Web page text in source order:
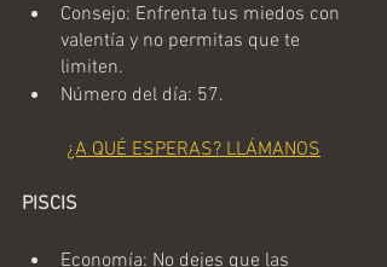
Consejo: Enfrenta tus miedos con
valentía y no permitas que te
limiten.
Número del día: 57.
¿A QUÉ ESPERAS? LLÁMANOS
PISCIS
Economía: No dejes que las